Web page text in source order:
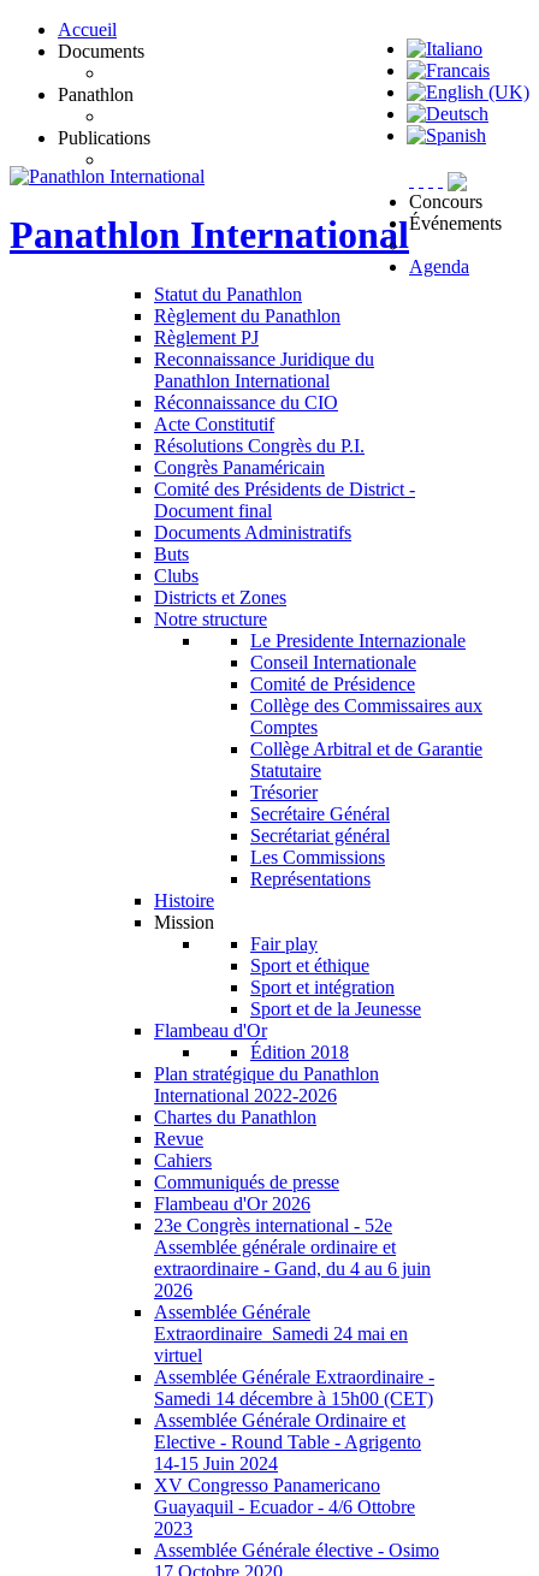
Panathlon International
Accueil
Documents
Statut du Panathlon
Règlement du Panathlon
Règlement PJ
Reconnaissance Juridique du
Panathlon International
Réconnaissance du CIO
Acte Constitutif
Résolutions Congrès du P.I.
Congrès Panaméricain
Comité des Présidents de District -
Document final
Documents Administratifs
Panathlon
Buts
Clubs
Districts et Zones
Notre structure
Le Presidente Internazionale
Conseil Internationale
Comité de Présidence
Collège des Commissaires aux
Comptes
Collège Arbitral et de Garantie
Statutaire
Trésorier
Secrétaire Général
Secrétariat général
Les Commissions
Représentations
Histoire
Mission
Fair play
Sport et éthique
Sport et intégration
Sport et de la Jeunesse
Flambeau d'Or
Édition 2018
Plan stratégique du Panathlon
International 2022-2026
Publications
Chartes du Panathlon
Revue
Cahiers
Communiqués de presse
Concours
Événements
Flambeau d'Or 2026
23e Congrès international - 52e
Assemblée générale ordinaire et
extraordinaire - Gand, du 4 au 6 juin
2026
Assemblée Générale
Extraordinaire_Samedi 24 mai en
virtuel
Assemblée Générale Extraordinaire -
Samedi 14 décembre à 15h00 (CET)
Assemblée Générale Ordinaire et
Elective - Round Table - Agrigento
14-15 Juin 2024
XV Congresso Panamericano
Guayaquil - Ecuador - 4/6 Ottobre
2023
Assemblée Générale élective - Osimo
17 Octobre 2020
Agenda